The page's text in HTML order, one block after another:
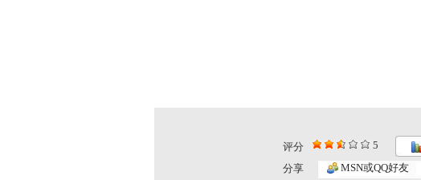
评分 5
分享
MSN或QQ好友